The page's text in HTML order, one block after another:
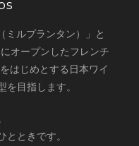
ルプランタン）」と
オープンしたフレンチ
はじめとする日本ワイ
を目指します。
とときです。